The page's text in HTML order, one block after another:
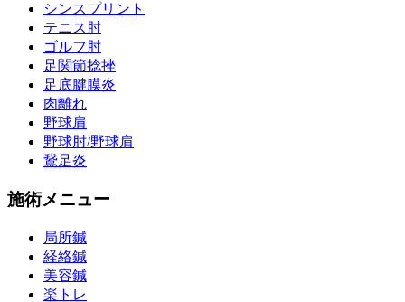
シンスプリント
テニス肘
ゴルフ肘
足関節捻挫
足底腱膜炎
肉離れ
野球肩
野球肘/野球肩
鵞足炎
施術メニュー
局所鍼
経絡鍼
美容鍼
楽トレ